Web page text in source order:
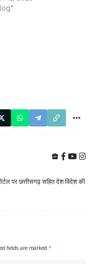
पर छत्तीसगढ़ सहित देश विदेश की
fields are marked *